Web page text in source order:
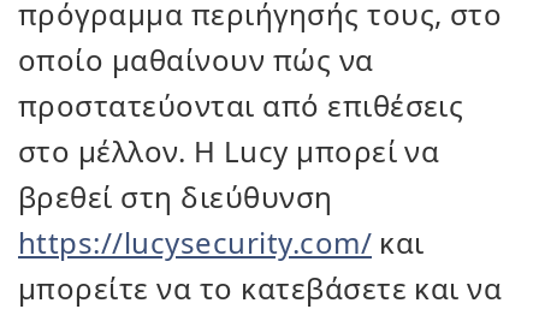
πρόγραμμα περιήγησής τους, στο
οποίο μαθαίνουν πώς να
προστατεύονται από επιθέσεις
στο μέλλον. Η Lucy μπορεί να
βρεθεί στη διεύθυνση
https://lucysecurity.com/ και
μπορείτε να το κατεβάσετε και να